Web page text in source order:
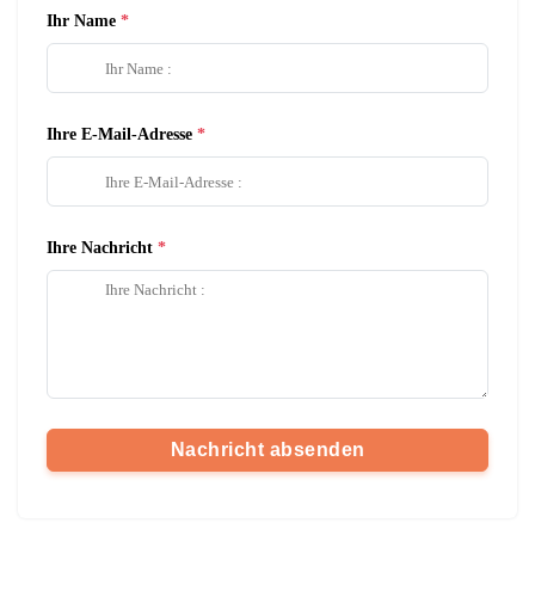
Ihr Name
Ihre E-Mail-Adresse
Ihre Nachricht
Nachricht absenden